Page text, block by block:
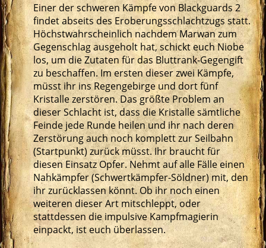
Einer der schweren Kämpfe von Blackguards 2
findet abseits des Eroberungsschlachtzugs statt.
Höchstwahrscheinlich nachdem Marwan zum
Gegenschlag ausgeholt hat, schickt euch Niobe
los, um die Zutaten für das Bluttrank-Gegengift
zu beschaffen. Im ersten dieser zwei Kämpfe,
müsst ihr ins Regengebirge und dort fünf
Kristalle zerstören. Das größte Problem an
dieser Schlacht ist, dass die Kristalle sämtliche
Feinde jede Runde heilen und ihr nach deren
Zerstörung auch noch komplett zur Seilbahn
(Startpunkt) zurück müsst. Ihr braucht für
diesen Einsatz Opfer. Nehmt auf alle Fälle einen
Nahkämpfer (Schwertkämpfer-Söldner) mit, den
ihr zurücklassen könnt. Ob ihr noch einen
weiteren dieser Art mitschleppt, oder
stattdessen die impulsive Kampfmagierin
einpackt, ist euch überlassen.